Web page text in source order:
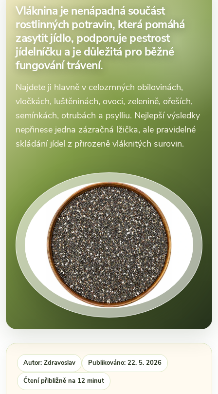
Vláknina je nenápadná součást
rostlinných potravin, která pomáhá
zasytit jídlo, podporuje pestrost
jídelníčku a je důležitá pro běžné
fungování trávení.
Najdete ji hlavně v celozrnných obilovinách,
vločkách, luštěninách, ovoci, zelenině, ořeších,
semínkách, otrubách a psylliu. Nejlepší výsledky
nepřinese jedna zázračná lžička, ale pravidelné
skládání jídel z přirozeně vláknitých surovin.
Autor: Zdravoslav Publikováno: 22. 5. 2026
Čtení přibližně na 12 minut